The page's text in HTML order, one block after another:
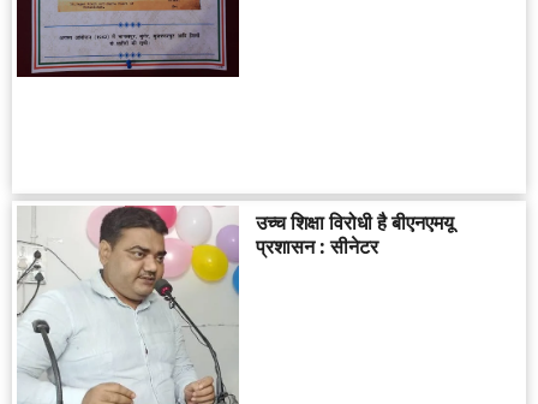
उच्च शिक्षा विरोधी है बीएनएमयू
प्रशासन : सीनेटर